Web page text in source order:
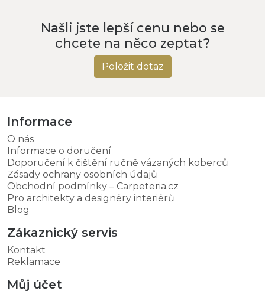
Našli jste lepší cenu nebo se
chcete na něco zeptat?
Položit dotaz
Informace
O nás
Informace o doručení
Doporučení k čištění ručně vázaných koberců
Zásady ochrany osobních údajů
Obchodní podmínky – Carpeteria.cz
Pro architekty a designéry interiérů
Blog
Zákaznický servis
Kontakt
Reklamace
Můj účet